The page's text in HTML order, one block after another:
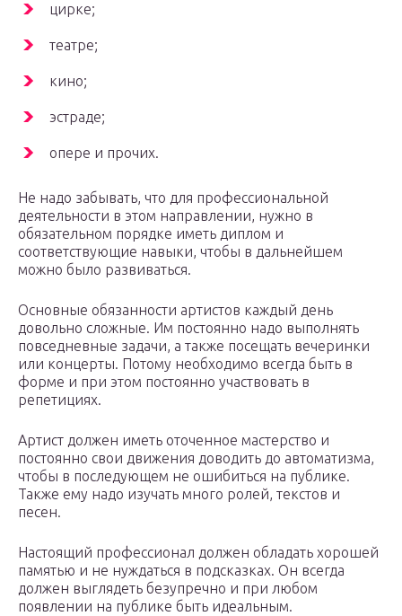
цирке;
театре;
кино;
эстраде;
опере и прочих.
Не надо забывать, что для профессиональной
деятельности в этом направлении, нужно в
обязательном порядке иметь диплом и
соответствующие навыки, чтобы в дальнейшем
можно было развиваться.
Основные обязанности артистов каждый день
довольно сложные. Им постоянно надо выполнять
повседневные задачи, а также посещать вечеринки
или концерты. Потому необходимо всегда быть в
форме и при этом постоянно участвовать в
репетициях.
Артист должен иметь оточенное мастерство и
постоянно свои движения доводить до автоматизма,
чтобы в последующем не ошибиться на публике.
Также ему надо изучать много ролей, текстов и
песен.
Настоящий профессионал должен обладать хорошей
памятью и не нуждаться в подсказках. Он всегда
должен выглядеть безупречно и при любом
появлении на публике быть идеальным.